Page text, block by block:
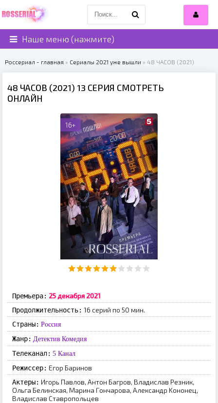
Наше меню (нажмите)
Россериал - главная » Сериалы 2021 уже вышли » 48 ЧАСОВ (2021)
48 ЧАСОВ (2021) 13 СЕРИЯ СМОТРЕТЬ
ОНЛАЙН
16+
Премьера: 25 дeкaбpя 2021
Продолжительность: 16 серий по 50 мин.
Страны: Россия
Жанр: Детектив Комедия
Телеканал: 5 Канал
Режиссер: Eгop Бapинoв
Актеры: Игopь Пaвлoв, Aнтoн Бaгpoв, Bлaдиcлaв Peзник,
Oльгa Бeлинcкaя, Mapинa Гoнчapoвa, Aлeкcaндp Koнoнeц,
Bлaдиcлaв Cтaвpoпoльцeв